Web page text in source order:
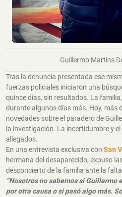
Guillermo Martins
Tras la denuncia presentada ese
fuerzas policiales iniciaron una
quince días, sin resultados. La
durante algunos días más. Hoy, más
novedades sobre el paradero de
la investigación. La incertidumbre y
allegados.
En una entrevista exclusiva con San
hermana del desaparecido, expuso
desconcierto de la familia ante la
“Nosotros no sabemos si Guillermo
por otra causa o si pasó algo más.